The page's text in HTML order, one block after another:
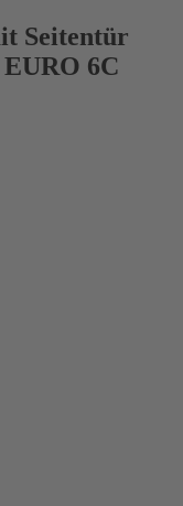
Seitentür
6C